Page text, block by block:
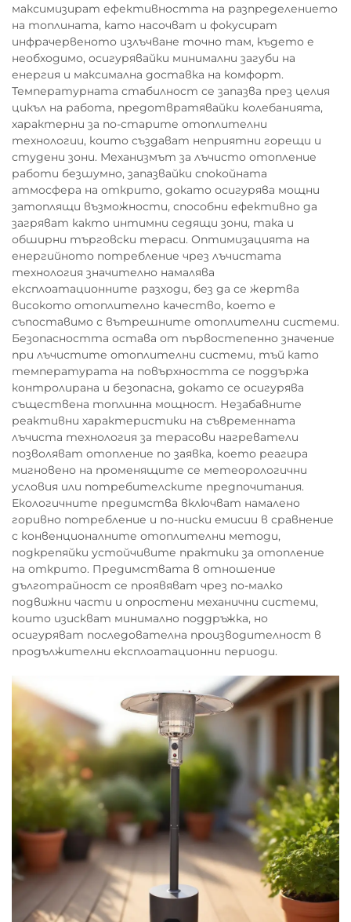
максимизират ефективността на разпределението
на топлината, като насочват и фокусират
инфрачервеното излъчване точно там, където е
необходимо, осигурявайки минимални загуби на
енергия и максимална доставка на комфорт.
Температурната стабилност се запазва през целия
цикъл на работа, предотвратявайки колебанията,
характерни за по-старите отоплителни
технологии, които създават неприятни горещи и
студени зони. Механизмът за лъчисто отопление
работи безшумно, запазвайки спокойната
атмосфера на открито, докато осигурява мощни
затоплящи възможности, способни ефективно да
загряват както интимни седящи зони, така и
обширни търговски тераси. Оптимизацията на
енергийното потребление чрез лъчистата
технология значително намалява
експлоатационните разходи, без да се жертва
високото отоплително качество, което е
съпоставимо с вътрешните отоплителни системи.
Безопасността остава от първостепенно значение
при лъчистите отоплителни системи, тъй като
температурата на повърхността се поддържа
контролирана и безопасна, докато се осигурява
съществена топлинна мощност. Незабавните
реактивни характеристики на съвременната
лъчиста технология за терасови нагреватели
позволяват отопление по заявка, което реагира
мигновено на променящите се метеорологични
условия или потребителските предпочитания.
Екологичните предимства включват намалено
горивно потребление и по-ниски емисии в сравнение
с конвенционалните отоплителни методи,
подкрепяйки устойчивите практики за отопление
на открито. Предимствата в отношение
дълготрайност се проявяват чрез по-малко
подвижни части и опростени механични системи,
които изискват минимално поддръжка, но
осигуряват последователна производителност в
продължителни експлоатационни периоди.